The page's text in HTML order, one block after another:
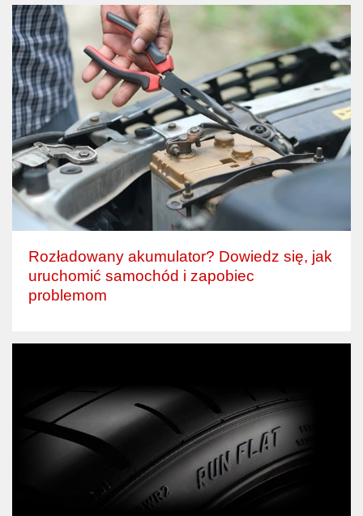
Rozładowany akumulator? Dowiedz się, jak
uruchomić samochód i zapobiec
problemom